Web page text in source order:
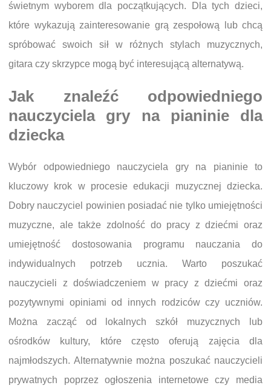
świetnym wyborem dla początkujących. Dla tych dzieci,
które wykazują zainteresowanie grą zespołową lub chcą
spróbować swoich sił w różnych stylach muzycznych,
gitara czy skrzypce mogą być interesującą alternatywą.
Jak znaleźć odpowiedniego
nauczyciela gry na pianinie dla
dziecka
Wybór odpowiedniego nauczyciela gry na pianinie to
kluczowy krok w procesie edukacji muzycznej dziecka.
Dobry nauczyciel powinien posiadać nie tylko umiejętności
muzyczne, ale także zdolność do pracy z dziećmi oraz
umiejętność dostosowania programu nauczania do
indywidualnych potrzeb ucznia. Warto poszukać
nauczycieli z doświadczeniem w pracy z dziećmi oraz
pozytywnymi opiniami od innych rodziców czy uczniów.
Można zacząć od lokalnych szkół muzycznych lub
ośrodków kultury, które często oferują zajęcia dla
najmłodszych. Alternatywnie można poszukać nauczycieli
prywatnych poprzez ogłoszenia internetowe czy media